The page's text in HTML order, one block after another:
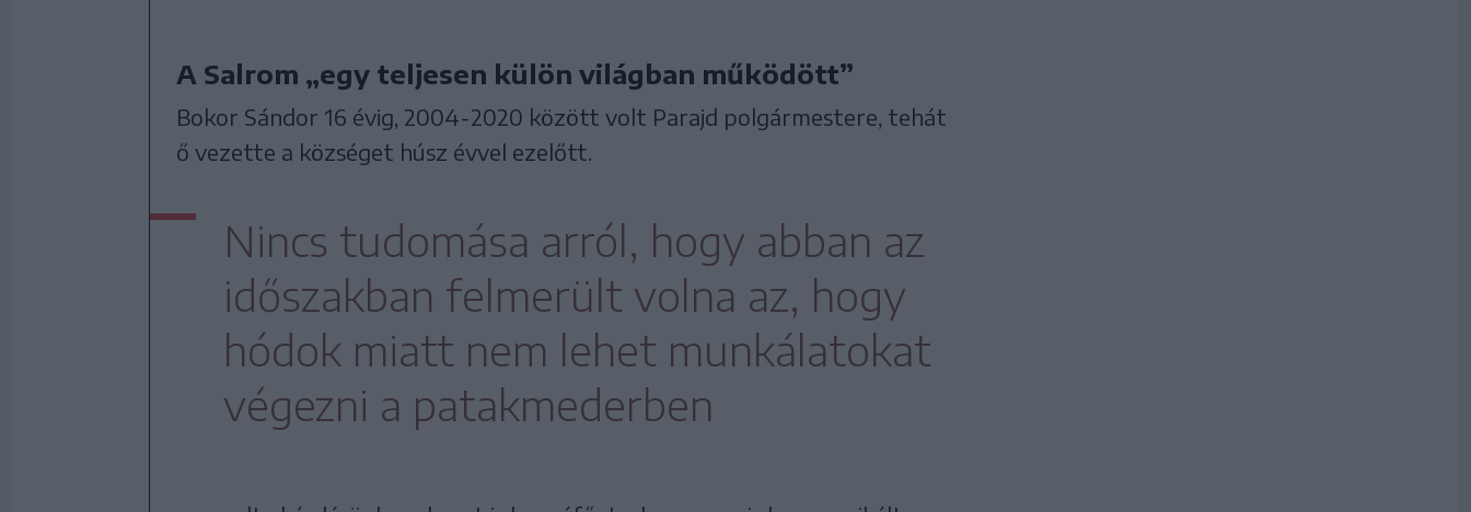
A Salrom „egy teljesen külön világban működött”
Bokor Sándor 16 évig, 2004-2020 között volt Parajd polgármestere, tehát
ő vezette a községet húsz évvel ezelőtt.
Nincs tudomása arról, hogy abban az
időszakban felmerült volna az, hogy
hódok miatt nem lehet munkálatokat
végezni a patakmederben